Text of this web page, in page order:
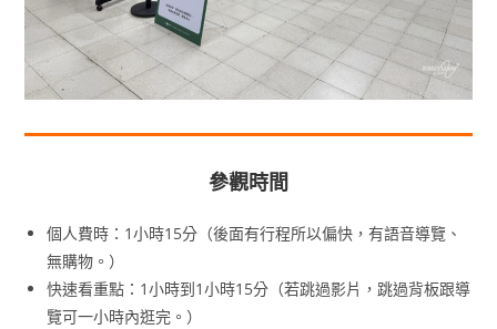
參觀時間
個人費時：1小時15分（後面有行程所以偏快，有語音導覽、
無購物。）
快速看重點：1小時到1小時15分（若跳過影片，跳過背板跟導
覽可一小時內逛完。）